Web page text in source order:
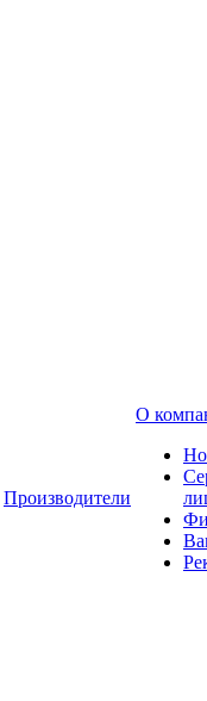
Производители
О